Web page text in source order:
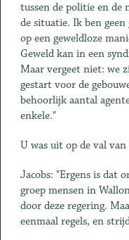
tussen de politie en de
de situatie. Ik ben
op een geweldloze
Geweld kan in een
Maar vergeet niet: we
gestart voor de
behoorlijk aantal
enkele."
U was uit op de val
Jacobs: "Ergens is dat
groep mensen in
door deze regering.
eenmaal regels, en